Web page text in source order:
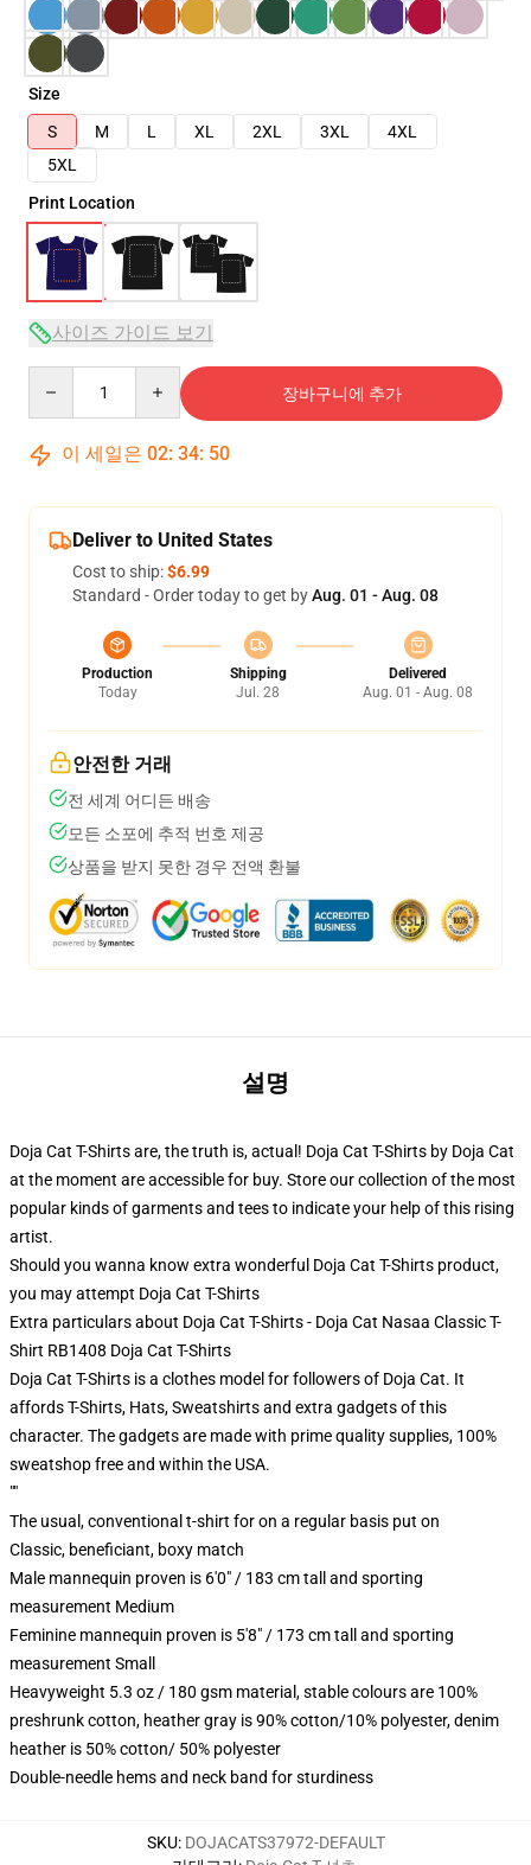
Size
S
M L XL 2XL 3XL
4XL
5XL
Print Location
사이즈 가이드 보기
장바구니에 추가
이 세일은 02: 34: 49
Deliver to United States
Cost to ship:$6.99
Standard - Order today to get byAug. 01 - Aug. 08
Production
Today
Shipping
Jul. 28
Delivered
Aug. 01 - Aug. 08
안전한 거래
전 세계 어디든 배송
모든 소포에 추적 번호 제공
상품을 받지 못한 경우 전액 환불
설명
Doja Cat T-Shirts are, the truth is, actual! Doja Cat T-Shirts by Doja Cat
at the moment are accessible for buy. Store our collection of the most
popular kinds of garments and tees to indicate your help of this rising
artist.
Should you wanna know extra wonderful Doja Cat T-Shirts product,
you may attempt Doja Cat T-Shirts
Extra particulars about Doja Cat T-Shirts - Doja Cat Nasaa Classic T-
Shirt RB1408 Doja Cat T-Shirts
Doja Cat T-Shirts is a clothes model for followers of Doja Cat. It
affords T-Shirts, Hats, Sweatshirts and extra gadgets of this
character. The gadgets are made with prime quality supplies, 100%
sweatshop free and within the USA.
""
The usual, conventional t-shirt for on a regular basis put on
Classic, beneficiant, boxy match
Male mannequin proven is 6'0" / 183 cm tall and sporting
measurement Medium
Feminine mannequin proven is 5'8" / 173 cm tall and sporting
measurement Small
Heavyweight 5.3 oz / 180 gsm material, stable colours are 100%
preshrunk cotton, heather gray is 90% cotton/10% polyester, denim
heather is 50% cotton/ 50% polyester
Double-needle hems and neck band for sturdiness
SKU: DOJACATS37972-DEFAULT